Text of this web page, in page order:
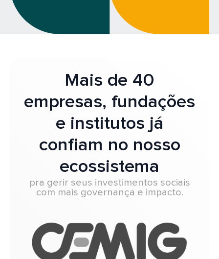
Mais de 40
empresas, fundações
e institutos já
confiam no nosso
ecossistema
pra gerir seus investimentos sociais
com mais governança e impacto.